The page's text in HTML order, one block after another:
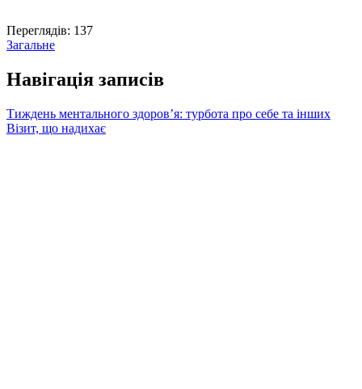
Переглядів: 137
Загальне
Навігація записів
Тиждень ментального здоров’я: турбота про себе та інших
Візит, що надихає